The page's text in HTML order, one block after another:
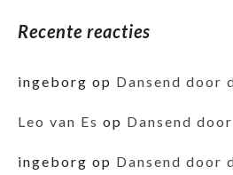
Recente reacties
ingeborg op Dansend door
Leo van Es op Dansend
ingeborg op Dansend door